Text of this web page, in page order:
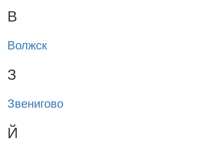
В
Волжск
З
Звенигово
Й